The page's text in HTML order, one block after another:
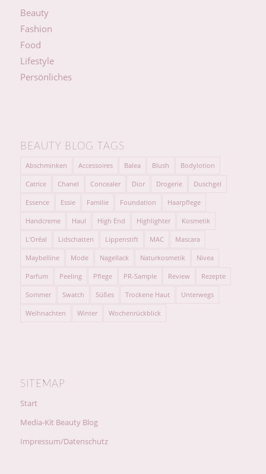
Beauty
Fashion
Food
Lifestyle
Persönliches
BEAUTY BLOG TAGS
Abschminken Accessoires Balea Blush Bodylotion
Catrice Chanel Concealer Dior Drogerie Duschgel
Essence Essie Familie Foundation Haarpflege
Handcreme Haul High End Highlighter Kosmetik
L'Oréal Lidschatten Lippenstift MAC Mascara
Maybelline Mode Nagellack Naturkosmetik Nivea
Parfum Peeling Pflege PR-Sample Review Rezepte
Sommer Swatch Süßes Trockene Haut Unterwegs
Weihnachten Winter Wochenrückblick
SITEMAP
Start
Media-Kit Beauty Blog
Impressum/Datenschutz